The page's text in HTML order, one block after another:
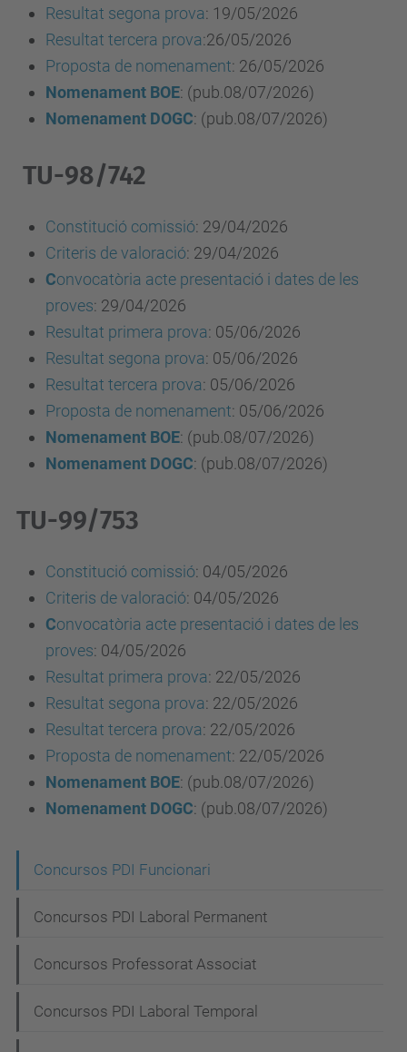
Resu tat segona prova: 19/05/2026
Resultat tercera prova:26/05/2026
Proposta de nomenament: 26/05/2026
Nomenament BOE: (pub.08/07/2026)
Nomenament DOGC: (pub.08/07/2026)
TU-98/742
Constitució comissió: 29/04/2026
Criteris de valoració: 29/04/2026
Convocatòria acte presentació i dates de les
proves: 29/04/2026
Resultat primera prova: 05/06/2026
Resu tat segona prova: 05/06/2026
Resultat tercera prova: 05/06/2026
Proposta de nomenament: 05/06/2026
Nomenament BOE: (pub.08/07/2026)
Nomenament DOGC: (pub.08/07/2026)
TU-99/753
Constitució comissió: 04/05/2026
Criteris de valoració: 04/05/2026
Convocatòria acte presentació i dates de les
proves: 04/05/2026
Resultat primera prova: 22/05/2026
Resu tat segona prova: 22/05/2026
Resultat tercera prova: 22/05/2026
Proposta de nomenament: 22/05/2026
Nomenament BOE: (pub.08/07/2026)
Nomenament DOGC: (pub.08/07/2026)
a
v
g
a
Concursos PDI Funcionari
Concursos PDI Laboral Permanent
Concursos Professorat Associat
Concursos PDI Laboral Temporal